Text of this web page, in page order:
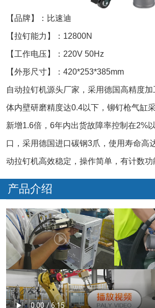
【品牌】：比速迪
【拉钉能力】：12800N
【工作电压】：220V 50Hz
【外形尺寸】：420*253*385mm
自动拉钉机源头厂家，采用德国高精度
体内壁研磨精度达0.4以下，铆钉枪气缸
新增1.6倍，6年内出货故障率控制在2%
口，采用德国进口碳钢3爪，使用寿命高
动拉钉机高效稳定，操作简单，有计数功
产品介绍